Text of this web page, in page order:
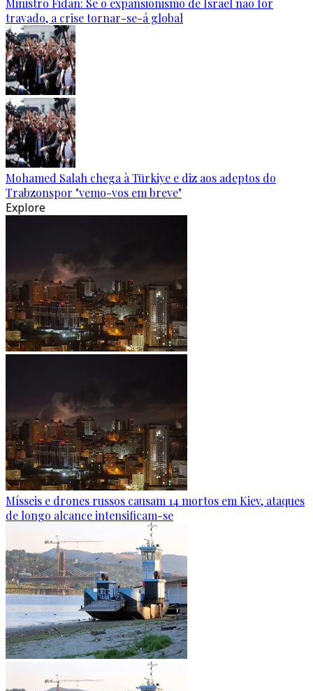
Ministro Fidan: Se o expansionismo de Israel não for
travado, a crise tornar-se-á global
Mohamed Salah chega à Türkiye e diz aos adeptos do
Trabzonspor "vemo-vos em breve"
Explore
Mísseis e drones russos causam 14 mortos em Kiev, ataques
de longo alcance intensificam-se